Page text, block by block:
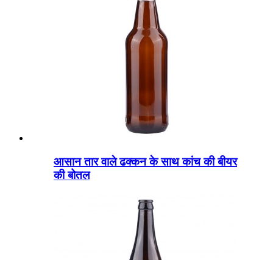
आसान तार वाले ढक्कन के साथ कांच की बीयर
की बोतल